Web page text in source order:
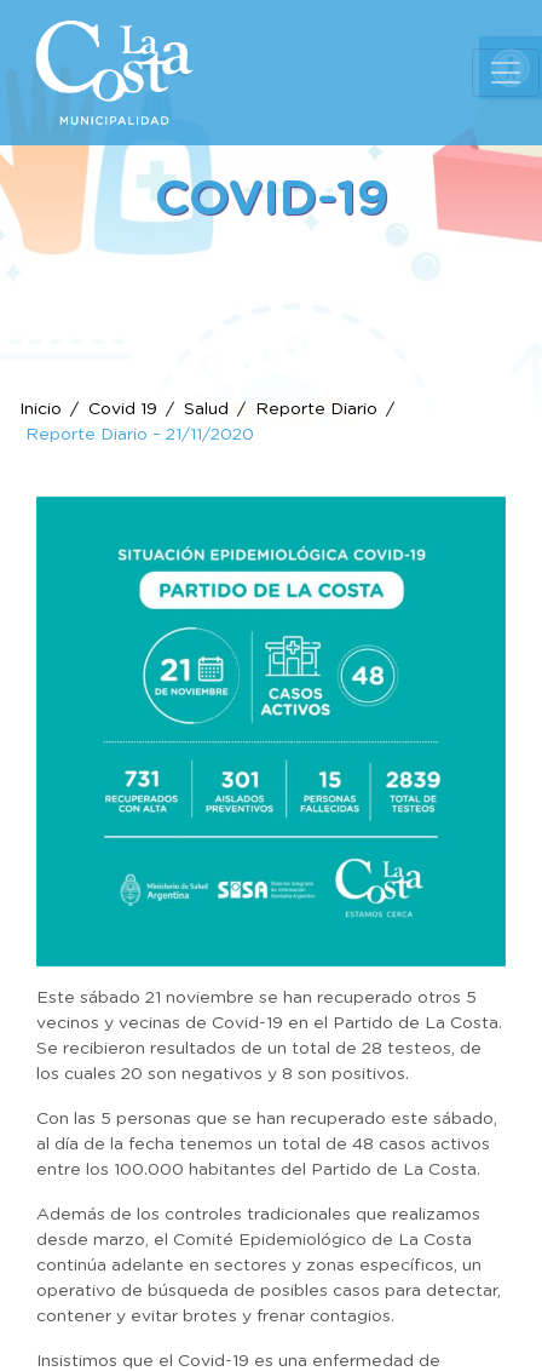
COVID-19
Inicio Covid 19 Salud
Reporte Diario
Reporte Diario – 21/11/2020
Este sábado 21 noviembre se han recuperado otros 5
vecinos y vecinas de Covid-19 en el Partido de La Costa.
Se recibieron resultados de un total de 28 testeos, de
los cuales 20 son negativos y 8 son positivos.
Con las 5 personas que se han recuperado este sábado,
al día de la fecha tenemos un total de 48 casos activos
entre los 100.000 habitantes del Partido de La Costa.
Además de los controles tradicionales que realizamos
desde marzo, el Comité Epidemiológico de La Costa
continúa adelante en sectores y zonas específicos, un
operativo de búsqueda de posibles casos para detectar,
contener y evitar brotes y frenar contagios.
Insistimos que el Covid-19 es una enfermedad de